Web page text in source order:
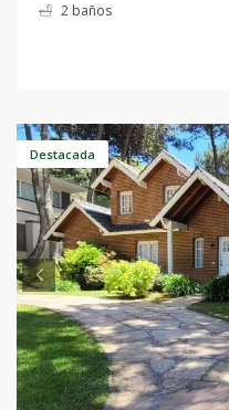
2 baños
Destacada
Anterior